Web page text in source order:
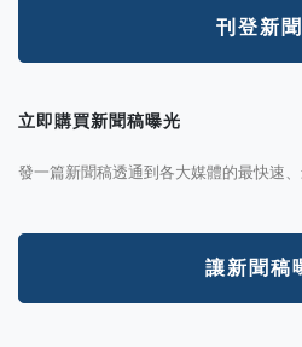
刊登新
立即購買新聞稿曝光
發一篇新聞稿透通到各大媒體的最快速、
讓新聞稿